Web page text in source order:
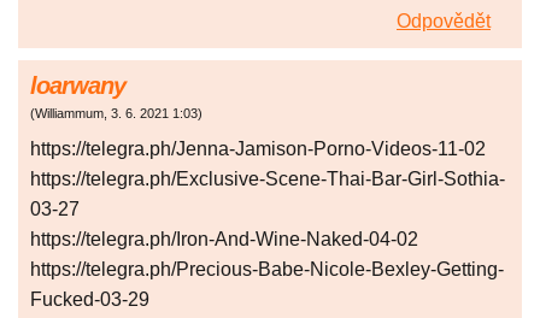
Odpovědět
loarwany
(Williammum, 3. 6. 2021 1:03)
https://telegra.ph/Jenna-Jamison-Porno-Videos-11-02
https://telegra.ph/Exclusive-Scene-Thai-Bar-Girl-Sothia-
03-27
https://telegra.ph/Iron-And-Wine-Naked-04-02
https://telegra.ph/Precious-Babe-Nicole-Bexley-Getting-
Fucked-03-29